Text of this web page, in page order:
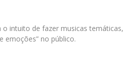
o intuito de fazer musicas temáticas,
emoções” no público.